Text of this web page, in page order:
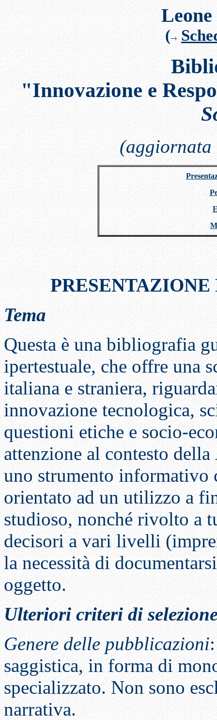
(
"Innovazione e
Tema
Questa è una bibliografia
ipertestuale, che offre una
italiana e straniera,
innovazione tecnologica,
questioni etiche e socio-
attenzione al contesto della
uno strumento informativo
orientato ad un utilizzo a
studioso, nonché rivolto a
decisori a vari livelli
la necessità di
oggetto.
Ulteriori criteri di
Genere delle pubblicazioni
saggistica, in forma di
specializzato. Non sono
narrativa.